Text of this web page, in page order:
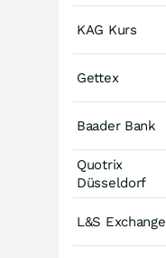
KAG Kurs
Gettex
Baader Bank
Quotrix
Düsseldorf
L&S Exchange